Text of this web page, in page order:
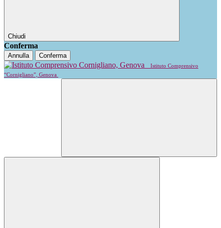
Chiudi
Conferma
Annulla Conferma
Istituto Comprensivo
“Cornigliano”, Genova